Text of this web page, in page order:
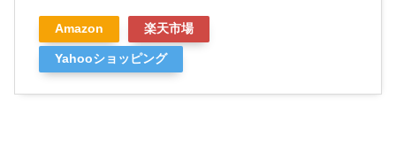
Amazon 楽天市場
Yahooショッピング